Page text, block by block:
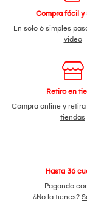
Compra fácil y
En solo 6 simples
video
Retiro en
Compra online y
tiendas
Hasta 36
Pagando
¿No la tienes?